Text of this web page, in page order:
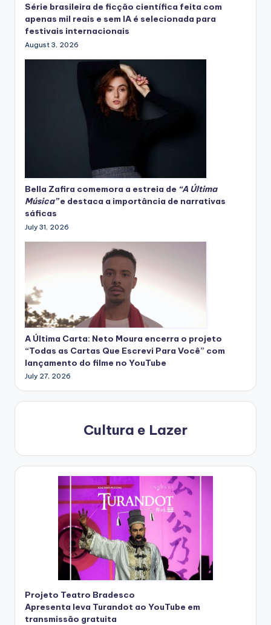
Série brasileira de ficção científica feita com
apenas mil reais e sem IA é selecionada para
festivais internacionais
August 3, 2026
Bella Zafira comemora a estreia de “A Última
Música”e destaca a importância de narrativas
sáficas
July 31, 2026
A Última Carta: Neto Moura encerra o projeto
“Todas as Cartas Que Escrevi Para Você” com
lançamento do filme no YouTube
July 27, 2026
Cultura e Lazer
Projeto Teatro Bradesco
Apresenta leva Turandot ao YouTube em
transmissão gratuita